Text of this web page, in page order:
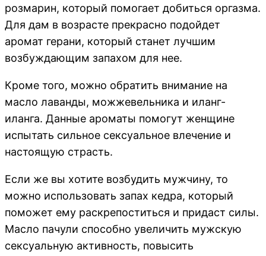
розмарин, который помогает добиться оргазма.
Для дам в возрасте прекрасно подойдет
аромат герани, который станет лучшим
возбуждающим запахом для нее.
Кроме того, можно обратить внимание на
масло лаванды, можжевельника и иланг-
иланга. Данные ароматы помогут женщине
испытать сильное сексуальное влечение и
настоящую страсть.
Если же вы хотите возбудить мужчину, то
можно использовать запах кедра, который
поможет ему раскрепоститься и придаст силы.
Масло пачули способно увеличить мужскую
сексуальную активность, повысить